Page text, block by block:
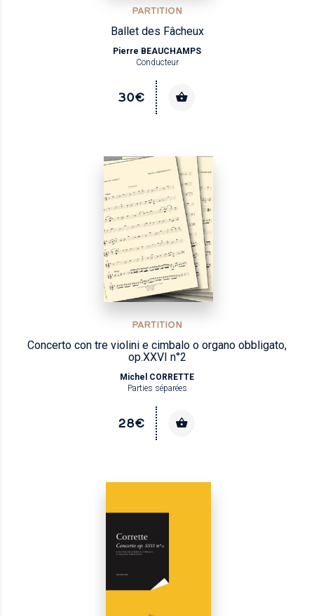
PARTITION
Ballet des Fâcheux
Pierre BEAUCHAMPS
Conducteur
30€
PARTITION
Concerto con tre violini e cimbalo o organo obbligato,
op.XXVI n°2
Michel CORRETTE
Parties séparées
28€